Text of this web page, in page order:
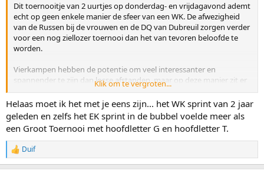
Dit toernooitje van 2 uurtjes op donderdag- en vrijdagavond ademt
echt op geen enkele manier de sfeer van een WK. De afwezigheid
van de Russen bij de vrouwen en de DQ van Dubreuil zorgen verder
voor een nog ziellozer toernooi dan het van tevoren beloofde te
worden.
Vierkampen hebben de potentie om veel interessanter en
spannender te zijn dan losse afstanden, maar op deze manier zit er
er weinig muziek meer in.
Klik om te vergroten...
Helaas moet ik het met je eens zijn... het WK sprint van 2 jaar
geleden en zelfs het EK sprint in de bubbel voelde meer als
een Groot Toernooi met hoofdletter G en hoofdletter T.
R
e
Duif